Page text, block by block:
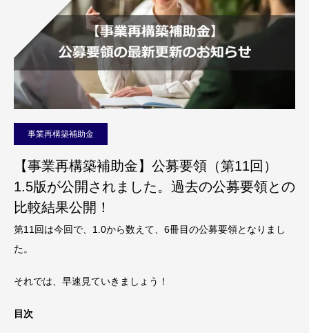
事業再構築補助金
【事業再構築補助金】公募要領（第11回）
1.5版が公開されました。過去の公募要領との
比較結果公開！
第11回は今回で、1.0から数えて、6冊目の公募要領となりまし
た。
それでは、早速見ていきましょう！
目次